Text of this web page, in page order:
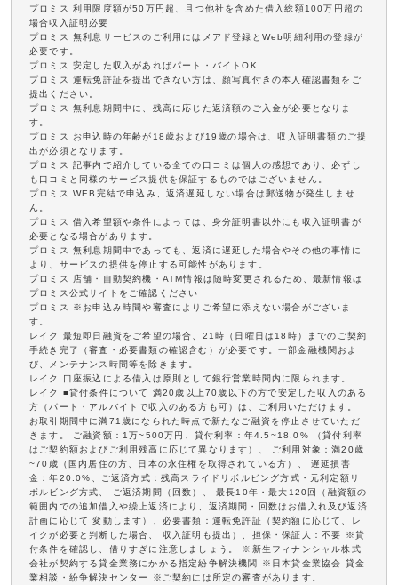
プロミス 利用限度額が50万円超、且つ他社を含めた借入総額100万円超の
場合収入証明必要
プロミス 無利息サービスのご利用にはメアド登録とWeb明細利用の登録が
必要です。
プロミス 安定した収入があればパート・バイトOK
プロミス 運転免許証を提出できない方は、顔写真付きの本人確認書類をご
提出ください。
プロミス 無利息期間中に、残高に応じた返済額のご入金が必要となりま
す。
プロミス お申込時の年齢が18歳および19歳の場合は、収入証明書類のご提
出が必須となります。
プロミス 記事内で紹介している全ての口コミは個人の感想であり、必ずし
も口コミと同様のサービス提供を保証するものではございません。
プロミス WEB完結で申込み、返済遅延しない場合は郵送物が発生しませ
ん。
プロミス 借入希望額や条件によっては、身分証明書以外にも収入証明書が
必要となる場合があります。
プロミス 無利息期間中であっても、返済に遅延した場合やその他の事情に
より、サービスの提供を停止する可能性があります。
プロミス 店舗・自動契約機・ATM情報は随時変更されるため、最新情報は
プロミス公式サイトをご確認ください
プロミス ※お申込み時間や審査によりご希望に添えない場合がございま
す。
レイク 最短即日融資をご希望の場合、21時（日曜日は18時）までのご契約
手続き完了（審査・必要書類の確認含む）が必要です。一部金融機関およ
び、メンテナンス時間等を除きます。
レイク 口座振込による借入は原則として銀行営業時間内に限られます。
レイク ■貸付条件について 満20歳以上70歳以下の方で安定した収入のある
方（パート・アルバイトで収入のある方も可）は、ご利用いただけます。
お取引期間中に満71歳になられた時点で新たなご融資を停止させていただ
きます。 ご融資額：1万~500万円、貸付利率：年4.5~18.0% （貸付利率
はご契約額およびご利用残高に応じて異なります）、 ご利用対象：満20歳
~70歳（国内居住の方、日本の永住権を取得されている方）、 遅延損害
金：年20.0%、ご返済方式：残高スライドリボルビング方式・元利定額リ
ボルビング方式、 ご返済期間（回数）、 最長10年・最大120回（融資額の
範囲内での追加借入や繰上返済により、返済期間・回数はお借入れ及び返済
計画に応じて 変動します）、必要書類：運転免許証（契約額に応じて、レ
イクが必要と判断した場合、 収入証明も提出）、担保・保証人：不要 ※貸
付条件を確認し、借りすぎに注意しましょう。 ※新生フィナンシャル株式
会社が契約する貸金業務にかかる指定紛争解決機関 ※日本貸金業協会 貸金
業相談・紛争解決センター ※ご契約には所定の審査があります。